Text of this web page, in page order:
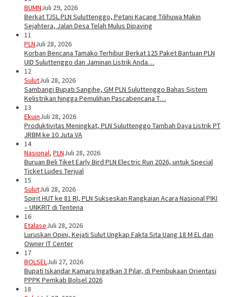
BUMNJuli 29, 2026
Berkat TJSL PLN Suluttenggo, Petani Kacang Tilihuwa Makin
Sejahtera, Jalan Desa Telah Mulus Dipaving
11
PLNJuli 28, 2026
Korban Bencana Tamako Terhibur Berkat 125 Paket Bantuan PLN
UID Suluttenggo dan Jaminan Listrik Anda…
12
SulutJuli 28, 2026
Sambangi Bupati Sangihe, GM PLN Suluttenggo Bahas Sistem
Kelistrikan hingga Pemulihan Pascabencana T…
13
EkuinJuli 28, 2026
Produktivitas Meningkat, PLN Suluttenggo Tambah Daya Listrik PT
JRBM ke 10 Juta VA
14
Nasional, PLNJuli 28, 2026
Buruan Beli Tiket Early Bird PLN Electric Run 2026, untuk Special
Ticket Ludes Terjual
15
SulutJuli 28, 2026
Spirit HUT ke 81 RI, PLN Sukseskan Rangkaian Acara Nasional PIKI
– UNKRIT di Tentena
16
EtalaseJuli 28, 2026
Luruskan Opini, Kejati Sulut Ungkap Fakta Sita Uang 18 M EL dan
Owner IT Center
17
BOLSELJuli 27, 2026
Bupati Iskandar Kamaru Ingatkan 3 Pilar, di Pembukaan Orientasi
PPPK Pemkab Bolsel 2026
18